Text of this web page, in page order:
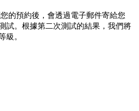
的預約後，會透過電子郵件寄給您
試。根據第二次測試的結果，我們將
。